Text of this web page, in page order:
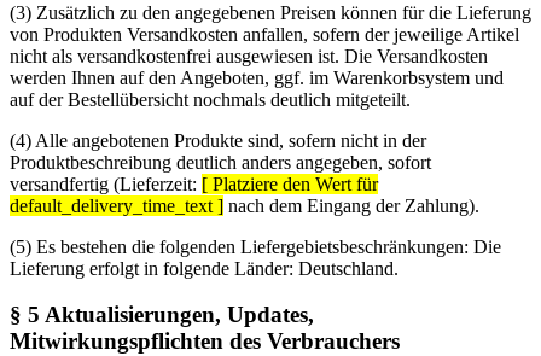
(3) Zusätzlich zu den angegebenen Preisen können für die Lieferung
von Produkten Versandkosten anfallen, sofern der jeweilige Artikel
nicht als versandkostenfrei ausgewiesen ist. Die Versandkosten
werden Ihnen auf den Angeboten, ggf. im Warenkorbsystem und
auf der Bestellübersicht nochmals deutlich mitgeteilt.
(4) Alle angebotenen Produkte sind, sofern nicht in der
Produktbeschreibung deutlich anders angegeben, sofort
versandfertig (Lieferzeit: [ Platziere den Wert für
default_delivery_time_text ] nach dem Eingang der Zahlung).
(5) Es bestehen die folgenden Liefergebietsbeschränkungen: Die
Lieferung erfolgt in folgende Länder: Deutschland.
§ 5 Aktualisierungen, Updates,
Mitwirkungspflichten des Verbrauchers